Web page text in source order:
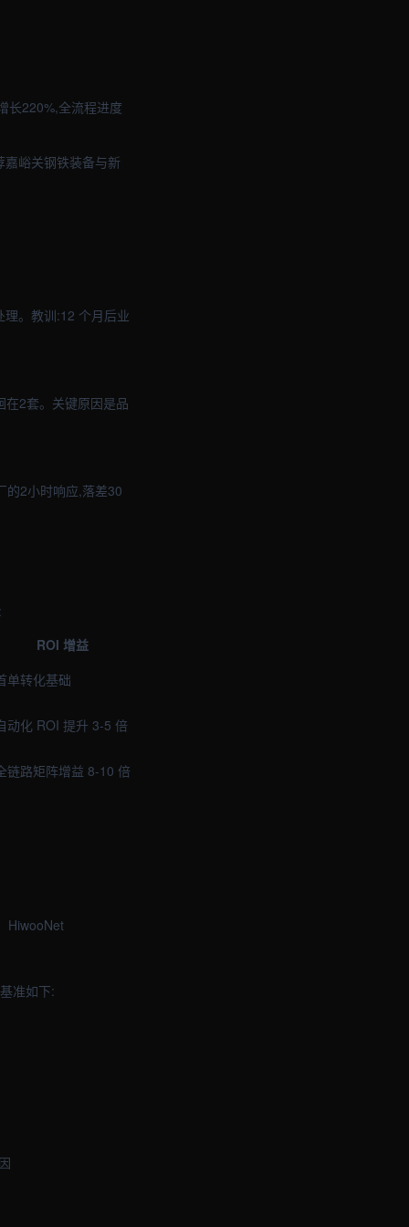
长220%,全流程进度
嘉峪关钢铁装备与新
。教训:12 个月后业
在2套。关键原因是品
的2小时响应,落差30
ROI 增益
单转化基础
动化 ROI 提升 3-5 倍
链路矩阵增益 8-10 倍
HiwooNet
准如下: